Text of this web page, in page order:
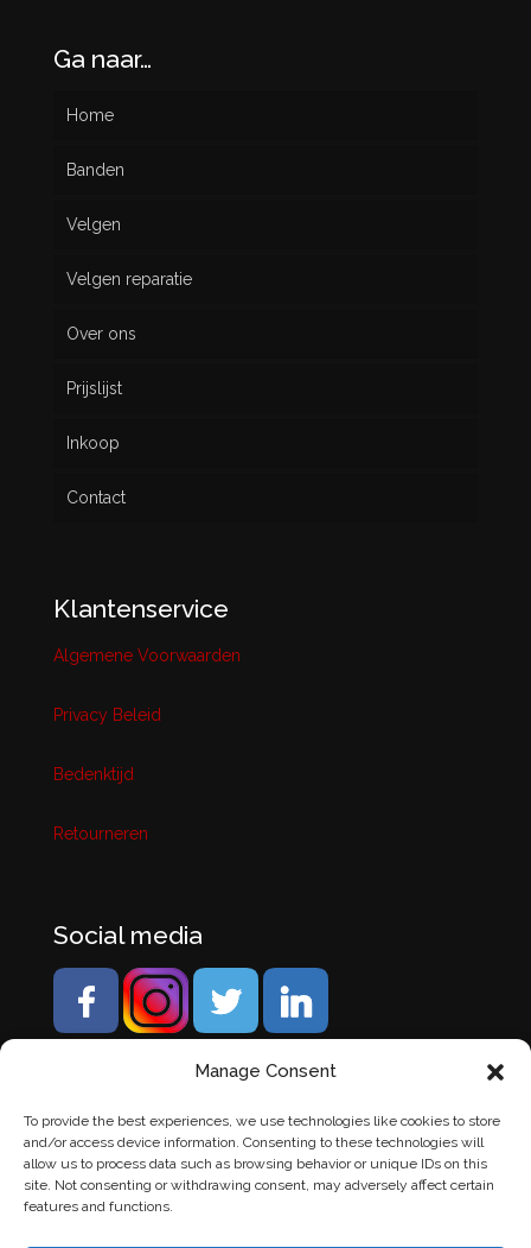
Manage Consent
To provide the best experiences, we use technologies like cookies to store
and/or access device information. Consenting to these technologies will
allow us to process data such as browsing behavior or unique IDs on this
site. Not consenting or withdrawing consent, may adversely affect certain
features and functions.
Ga naar…
Home
Banden
Nieuw
Gebruikt
Velgen
Velgen reparatie
Over ons
Prijslijst
Inkoop
Contact
Klantenservice
Algemene Voorwaarden
Privacy Beleid
Bedenktijd
Retourneren
Social media